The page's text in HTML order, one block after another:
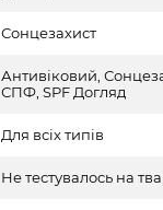
Сонцезахист
Антивіковий,
СПФ, SPF Догляд
Для всіх типів
Не тестувалось на